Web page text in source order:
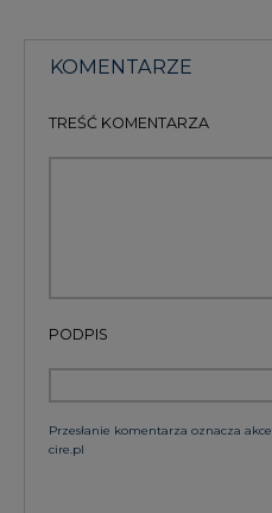
KOMENTARZE
TREŚĆ KOMENTARZA
PODPIS
Przesłanie komentarza oznacza
cire.pl